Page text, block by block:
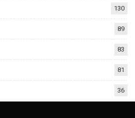
130
89
83
81
36